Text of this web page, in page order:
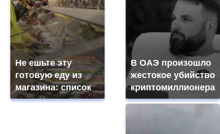
Не ешьте эту
готовую еду из
магазина: список
В ОАЭ произошло
жестокое убийство
криптомиллионера